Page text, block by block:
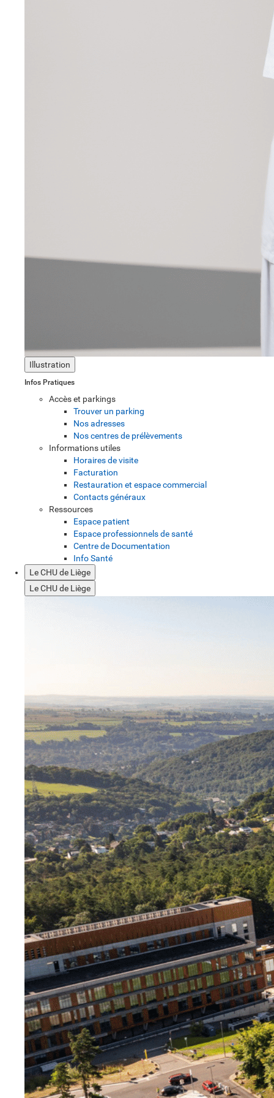
Illustration
Infos Pratiques
Accès et parkings
Trouver un parking
Nos adresses
Nos centres de prélèvements
Informations utiles
Horaires de visite
Facturation
Restauration et espace commercial
Contacts généraux
Ressources
Espace patient
Espace professionnels de santé
Centre de Documentation
Info Santé
Le CHU de Liège
Le CHU de Liège